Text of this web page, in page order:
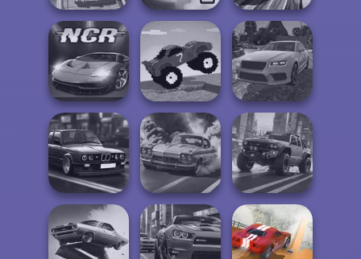
Super Hero
Driving School
Ultimate Flying
Car 2
SUV Snow
Driving 3D
Night City Racing
Funny Mad
Racing
Real Drift
Multiplayer
Highway Cars